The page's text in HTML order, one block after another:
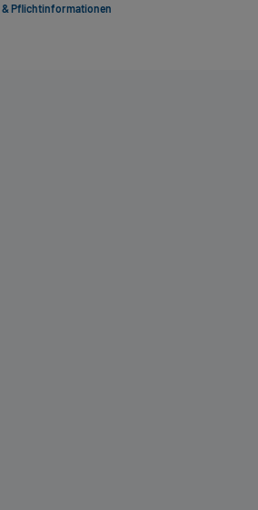
& Pflichtinformationen